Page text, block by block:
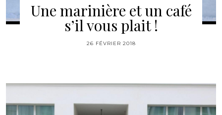
Une marinière et un café
s’il vous plait !
26 FÉVRIER 2018